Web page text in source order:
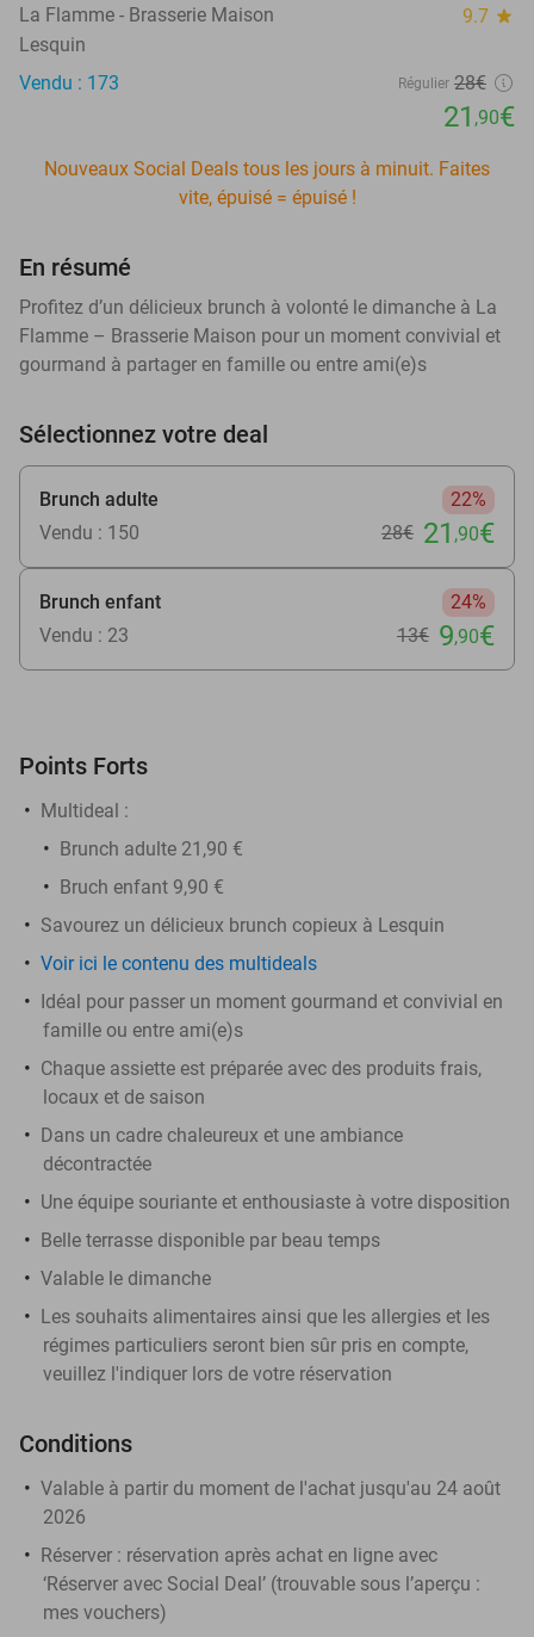
La Flamme - Brasserie Maison 9.7 star
Lesquin
Vendu : 173
Régulier 28€
21 ,90€
Nouveaux Social Deals tous les jours à minuit. Faites
vite, épuisé = épuisé !
En résumé
Profitez d’un délicieux brunch à volonté le dimanche à La
Flamme – Brasserie Maison pour un moment convivial et
gourmand à partager en famille ou entre ami(e)s
Sélectionnez votre deal
Brunch adulte
22%
Vendu : 150
28€ 21 ,90€
Brunch enfant
24%
Vendu : 23
13€ 9,90€
Points Forts
Multideal :
​Brunch adulte 21,90 €
Bruch enfant 9,90 €
Savourez un délicieux brunch copieux à Lesquin
Voir ici le contenu des multideals
Idéal pour passer un moment gourmand et convivial en
famille ou entre ami(e)s
Chaque assiette est préparée avec des produits frais,
locaux et de saison
Dans un cadre chaleureux et une ambiance
décontractée
Une équipe souriante et enthousiaste à votre disposition
Belle terrasse disponible par beau temps
Valable le dimanche
Les souhaits alimentaires ainsi que les allergies et les
régimes particuliers seront bien sûr pris en compte,
veuillez l'indiquer lors de votre réservation
Conditions
Valable à partir du moment de l'achat jusqu'au 24 août
2026
Réserver : réservation après achat en ligne avec
‘Réserver avec Social Deal’ (trouvable sous l’aperçu :
mes vouchers)